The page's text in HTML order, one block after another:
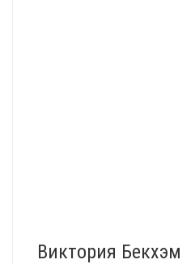
Виктория Бекхэм